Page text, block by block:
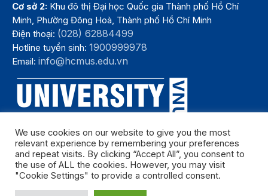
Cơ sở 2: Khu đô thị Đại học Quốc gia Thành phố Hồ Chí
Minh, Phường Đông Hoà, Thành phố Hồ Chí Minh
Điện thoại: (028) 62884499
Hotline tuyển sinh:1900999978
Email:info@hcmus.edu.vn
Bản quyền thuộc Trường Đại học Khoa học tự nhiên, Đại học Quốc
We use cookies on our website to give you the most
relevant experience by remembering your preferences
and repeat visits. By clicking “Accept All”, you consent to
the use of ALL the cookies. However, you may visit
"Cookie Settings" to provide a controlled consent.